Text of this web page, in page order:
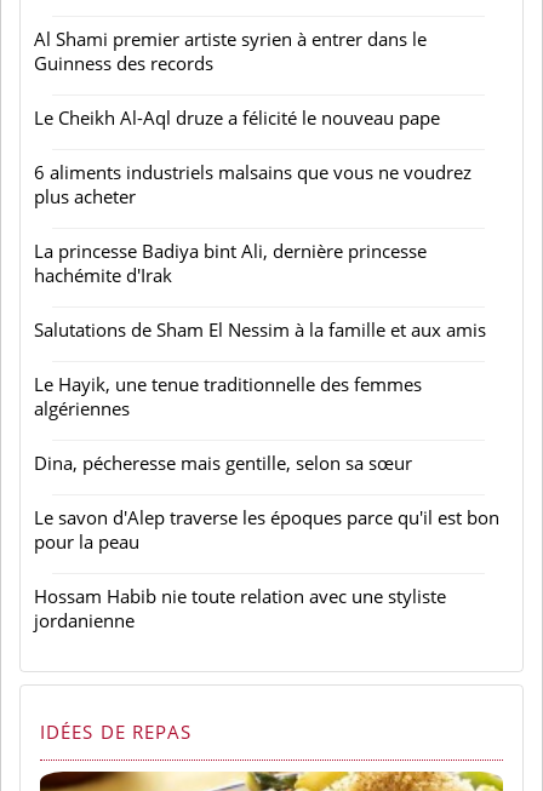
Al Shami premier artiste syrien à entrer dans le
Guinness des records
Le Cheikh Al-Aql druze a félicité le nouveau pape
6 aliments industriels malsains que vous ne voudrez
plus acheter
La princesse Badiya bint Ali, dernière princesse
hachémite d'Irak
Salutations de Sham El Nessim à la famille et aux amis
Le Hayik, une tenue traditionnelle des femmes
algériennes
Dina, pécheresse mais gentille, selon sa sœur
Le savon d'Alep traverse les époques parce qu'il est bon
pour la peau
Hossam Habib nie toute relation avec une styliste
jordanienne
IDÉES DE REPAS